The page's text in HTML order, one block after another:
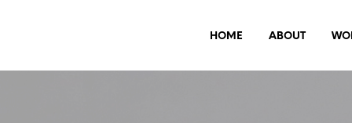
HOME ABOUT